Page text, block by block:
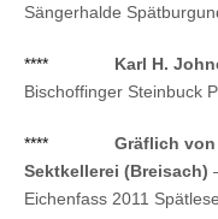
Sängerhalde
**** Karl H.
Bischoffinger Steinbuck
****
Gräflich
Sektkellerei (Breisach)
Eichenfass 2011